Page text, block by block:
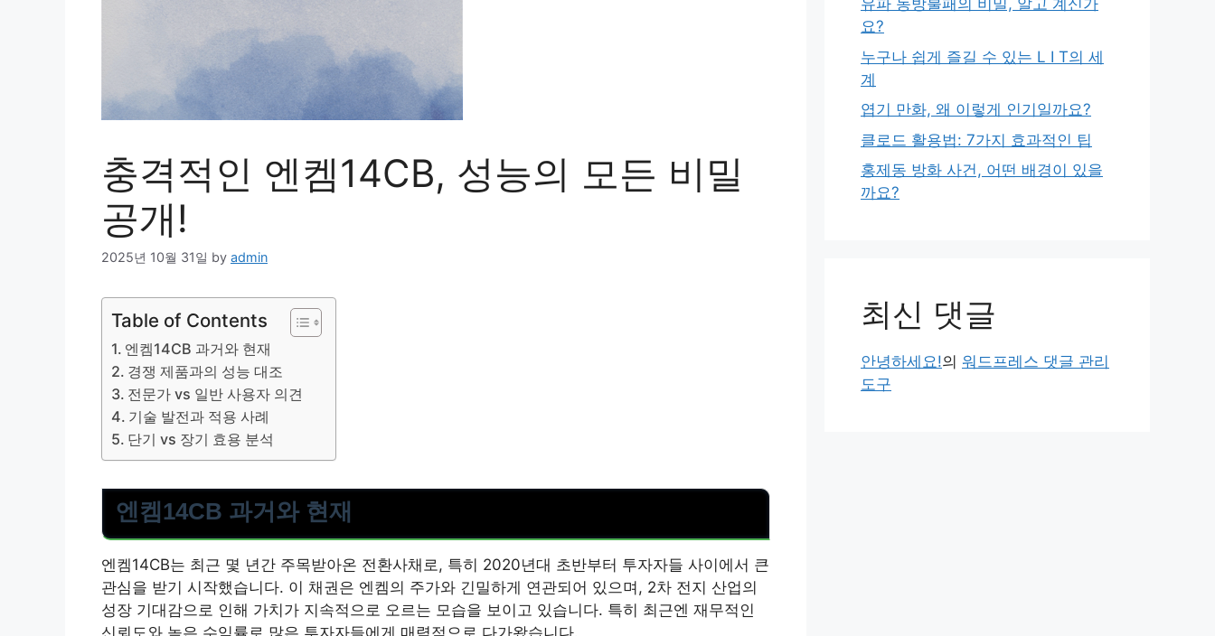
충격적인 엔켐14CB, 성능의 모든 비밀
공개!
2025년 10월 31일 by admin
Table of Contents
엔켐14CB 과거와 현재
경쟁 제품과의 성능 대조
전문가 vs 일반 사용자 의견
기술 발전과 적용 사례
단기 vs 장기 효용 분석
엔켐14CB 과거와 현재
엔켐14CB는 최근 몇 년간 주목받아온 전환사채로, 특히 2020년대 초반부터 투자자들 사이에서 큰
관심을 받기 시작했습니다. 이 채권은 엔켐의 주가와 긴밀하게 연관되어 있으며, 2차 전지 산업의
성장 기대감으로 인해 가치가 지속적으로 오르는 모습을 보이고 있습니다. 특히 최근엔 재무적인
유파 동방불패의 비밀, 알고 계신가
요?
누구나 쉽게 즐길 수 있는 L I T의 세
계
엽기 만화, 왜 이렇게 인기일까요?
클로드 활용법: 7가지 효과적인 팁
홍제동 방화 사건, 어떤 배경이 있을
까요?
최신 댓글
안녕하세요!의 워드프레스 댓글 관리
도구